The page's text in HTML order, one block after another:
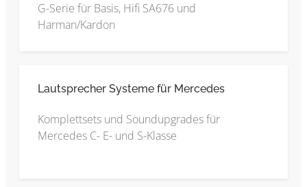
G-Serie für Basis, Hifi SA676 und
Harman/Kardon
Lautsprecher Systeme für Mercedes
Komplettsets und Soundupgrades für
Mercedes C- E- und S-Klasse